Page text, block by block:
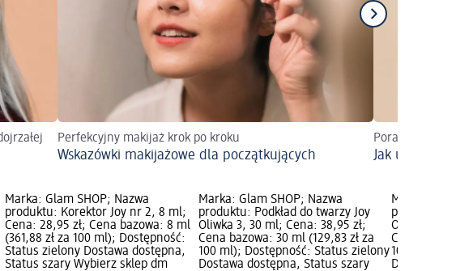
Perfekcyjny makijaż krok po kroku
Wskazówki makijażowe dla początkujących
Poradnik
Jak uzyskać
Marka: Glam SHOP; Nazwa
produktu: Korektor Joy nr 2, 8 ml;
Cena: 28,95 zł; Cena bazowa: 8 ml
(361,88 zł za 100 ml); Dostępność:
Status zielony Dostawa dostępna,
Status szary Wybierz sklep dm
Marka: Glam SHOP; Nazwa
produktu: Podkład do twarzy Joy
Oliwka 3, 30 ml; Cena: 38,95 zł;
Cena bazowa: 30 ml (129,83 zł za
100 ml); Dostępność: Status zielony
Dostawa dostępna, Status szary
Marka:
produktu:
Oliwka 0,
Cena
100 ml);
Dostawa